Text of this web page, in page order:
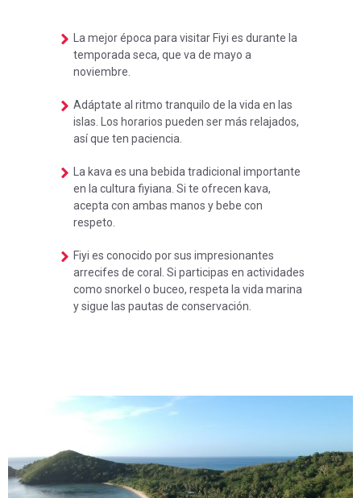
La mejor época para visitar Fiyi es durante la
temporada seca, que va de mayo a
noviembre.
Adáptate al ritmo tranquilo de la vida en las
islas. Los horarios pueden ser más relajados,
así que ten paciencia.
La kava es una bebida tradicional importante
en la cultura fiyiana. Si te ofrecen kava,
acepta con ambas manos y bebe con
respeto.
Fiyi es conocido por sus impresionantes
arrecifes de coral. Si participas en actividades
como snorkel o buceo, respeta la vida marina
y sigue las pautas de conservación.